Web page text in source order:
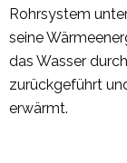
Rohrsystem
seine
das Wasser
zurückgeführt
erwärmt.